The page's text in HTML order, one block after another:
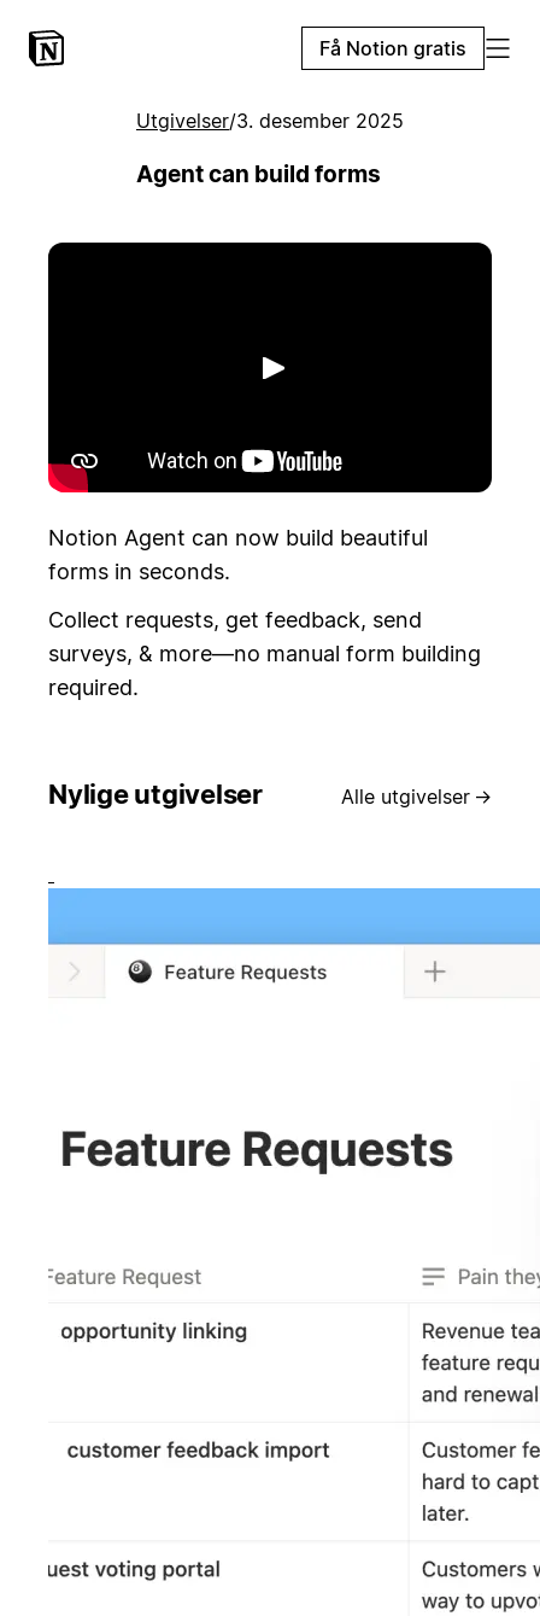
Få Notion gratis
Utgivelser/3. desember 2025
Agent can build forms
Spill av
Notion Agent can now build beautiful
forms in seconds.
Collect requests, get feedback, send
surveys, & more—no manual form building
required.
Nylige utgivelser Alle utgivelser →